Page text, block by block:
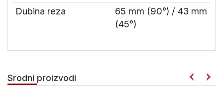
Dubina reza
65 mm (90°) / 43 mm
(45°)
Srodni proizvodi